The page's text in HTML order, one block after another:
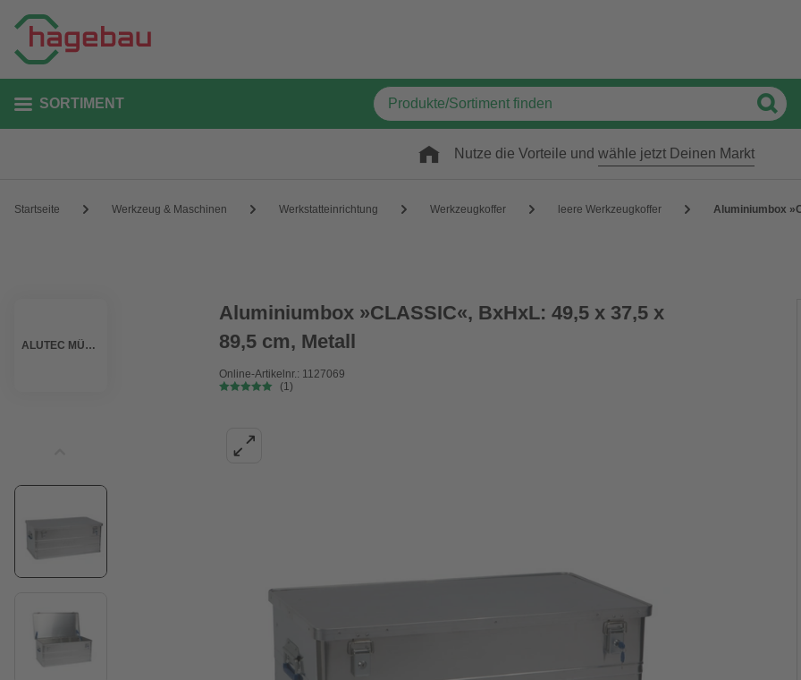
SORTIMENT
Nutze die Vorteile und wähle jetzt Deinen Markt
Startseite Werkzeug & Maschinen Werkstatteinrichtung Werkzeugkoffer leere Werkzeugkoffer Aluminiumbox
ALUTEC MÜNCHEN
Aluminiumbox »CLASSIC«, BxHxL: 49,5 x 37,5 x
89,5 cm, Metall
Online-Artikelnr.: 1127069
(1)